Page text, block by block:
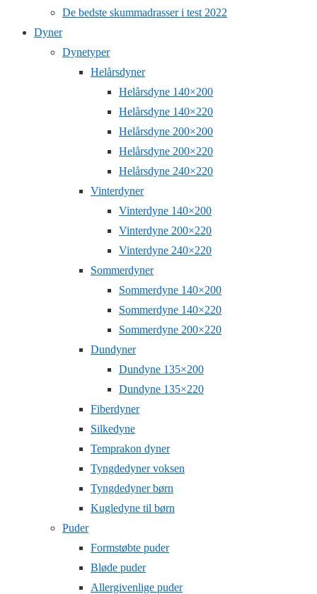
De bedste skummadrasser i test 2022
Dyner
Dynetyper
Helårsdyner
Helårsdyne 140×200
Helårsdyne 140×220
Helårsdyne 200×200
Helårsdyne 200×220
Helårsdyne 240×220
Vinterdyner
Vinterdyne 140×200
Vinterdyne 200×220
Vinterdyne 240×220
Sommerdyner
Sommerdyne 140×200
Sommerdyne 140×220
Sommerdyne 200×220
Dundyner
Dundyne 135×200
Dundyne 135×220
Fiberdyner
Silkedyne
Temprakon dyner
Tyngdedyner voksen
Tyngdedyner børn
Kugledyne til børn
Puder
Formstøbte puder
Bløde puder
Allergivenlige puder